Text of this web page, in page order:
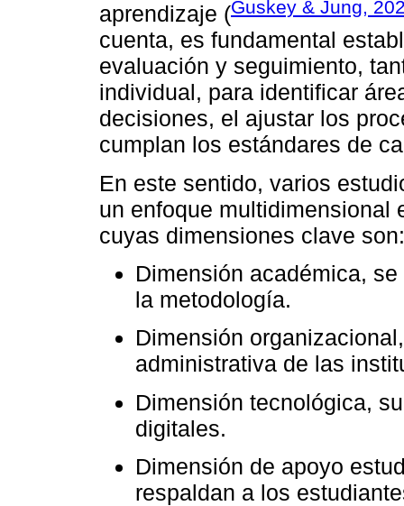
aprendizaje (Guskey & Jung,
cuenta, es fundamental
evaluación y seguimiento,
individual, para identificar
decisiones, el ajustar los
cumplan los estándares de
En este sentido, varios
un enfoque multidimensional
cuyas dimensiones clave son:
Dimensión académica,
la metodología.
Dimensión
administrativa de las
Dimensión tecnológica,
digitales.
Dimensión de apoyo
respaldan a los